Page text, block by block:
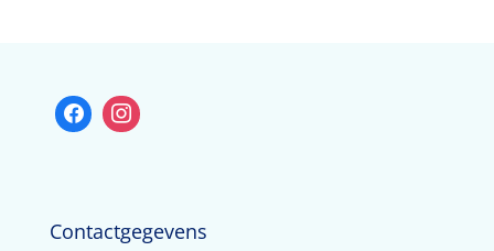
Contactgegevens